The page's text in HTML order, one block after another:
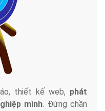
thiết kế web, phát
mình. Đừng chần